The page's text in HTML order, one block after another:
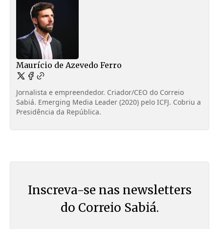
Maurício de Azevedo Ferro
Jornalista e empreendedor. Criador/CEO do Correio
Sabiá. Emerging Media Leader (2020) pelo ICFJ. Cobriu a
Presidência da República.
Inscreva-se nas newsletters
do Correio Sabiá.